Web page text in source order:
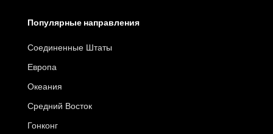
Популярные направления
Соединенные Штаты
Европа
Океания
Средний Восток
Гонконг